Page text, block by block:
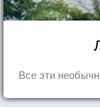
Все эти